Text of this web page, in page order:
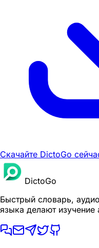
Скачайте DictoGo
DictoGo
Быстрый словарь,
языка делают изучение